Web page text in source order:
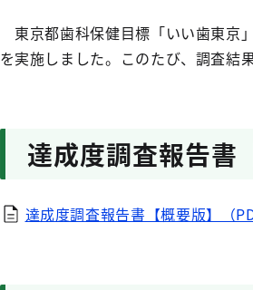
東京都歯科保健目標「いい歯東京
を実施しました。このたび、調査結
達成度調査報告書
達成度調査報告書【概要版】（